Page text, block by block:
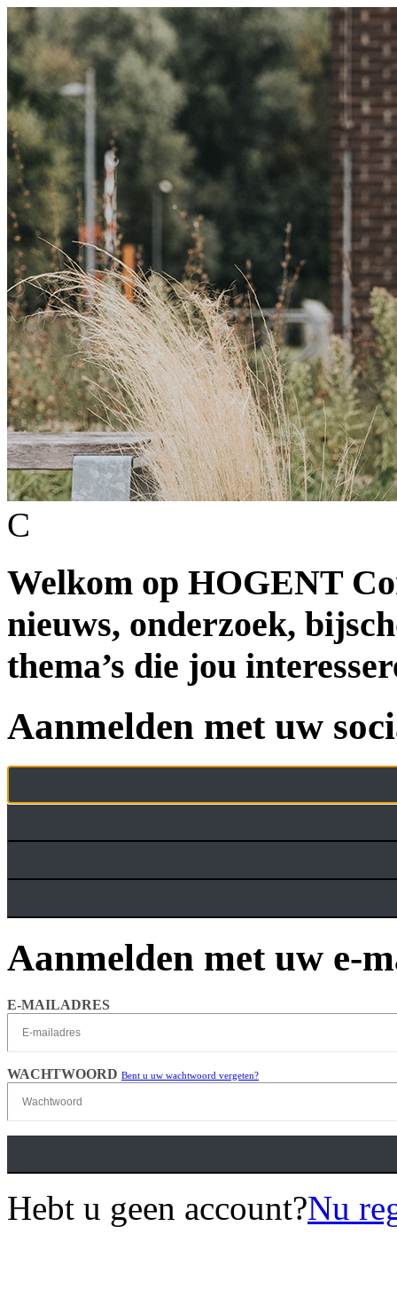
C
Welkom op HOGENT
nieuws, onderzoek,
thema’s die jou
Aanmelden met uw
Aanmelden met uw e-
E-MAILADRES
WACHTWOORD Bent u uw wachtwoord vergeten?
Hebt u geen account?Nu